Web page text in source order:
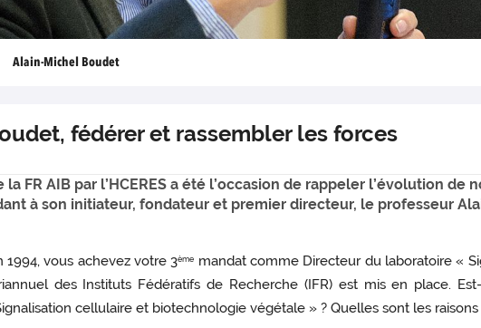
Alain-Michel Boudet
fédérer et rassembler les forces
FR AIB par l’HCERES a été l’occasion de rappeler l’évolution
à son initiateur, fondateur et premier directeur, le professeur
1994, vous achevez votre 3ème mandat comme Directeur du laboratoire «
des Instituts Fédératifs de Recherche (IFR) est mis en place.
cellulaire et biotechnologie végétale » ? Quelles sont les